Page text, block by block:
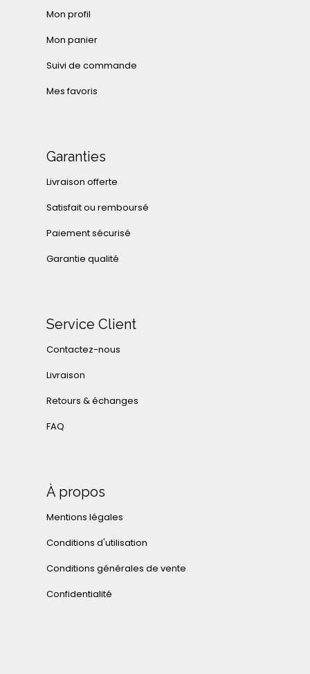
Mon profil
Mon panier
Suivi de commande
Mes favoris
Garanties
Livraison offerte
Satisfait ou remboursé
Paiement sécurisé
Garantie qualité
Service Client
Contactez-nous
Livraison
Retours & échanges
FAQ
À propos
Mentions légales
Conditions d'utilisation
Conditions générales de vente
Confidentialité